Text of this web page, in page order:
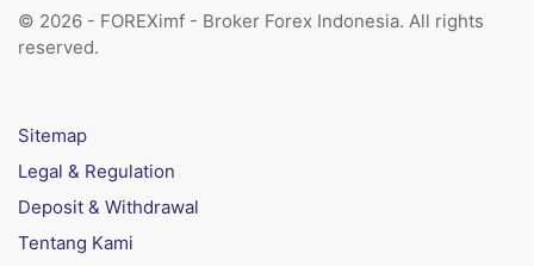
© 2026 - FOREXimf - Broker Forex Indonesia. All rights
reserved.
Sitemap
Legal & Regulation
Deposit & Withdrawal
Tentang Kami